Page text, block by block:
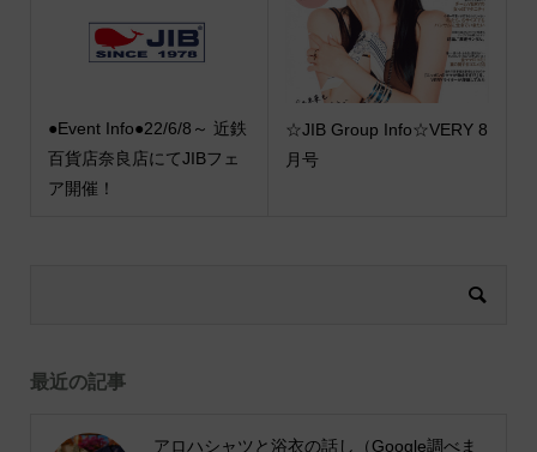
●Event Info●22/6/8～ 近鉄
百貨店奈良店にてJIBフェ
ア開催！
☆JIB Group Info☆VERY 8
月号
最近の記事
アロハシャツと浴衣の話し（Google調べま